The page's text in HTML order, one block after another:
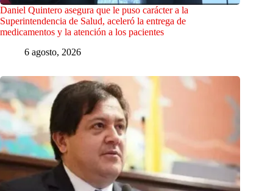
Daniel Quintero asegura que le puso carácter a la
Superintendencia de Salud, aceleró la entrega de
medicamentos y la atención a los pacientes
6 agosto, 2026